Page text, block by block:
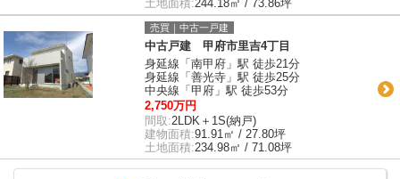
土地面積:244.18㎡ / 73.86坪
売買｜中古一戸建
中古戸建 甲府市里吉4丁目
身延線「南甲府」駅 徒歩21分
身延線「善光寺」駅 徒歩25分
中央線「甲府」駅 徒歩53分
2,750万円
間取:2LDK＋1S(納戸)
建物面積:91.91㎡ / 27.80坪
土地面積:234.98㎡ / 71.08坪